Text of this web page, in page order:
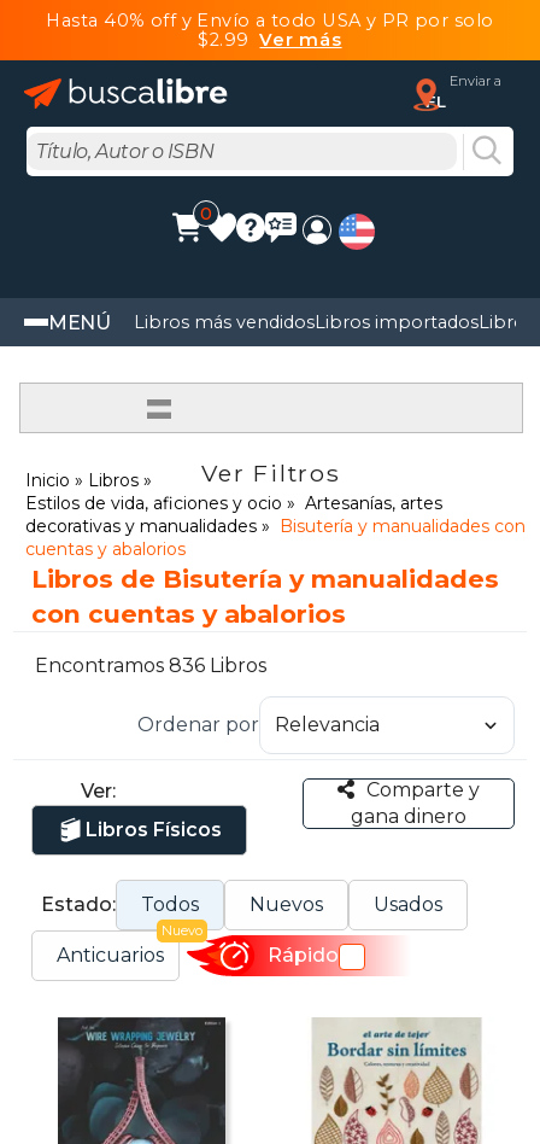
Hasta 40% off y Envío a todo USA y PR por solo
$2.99Ver más
Enviar a
FL
0
MENÚ Libros más vendidosLibros importadosLibros
=
Ver Filtros
Inicio
Libros
Estilos de vida, aficiones y ocio
Artesanías, artes
decorativas y manualidades
Bisutería y manualidades con
cuentas y abalorios
Libros de Bisutería y manualidades
con cuentas y abalorios
Encontramos 836 Libros
Ordenar por
Ver:
Libros Físicos
Comparte y
gana dinero
Estado: Todos Nuevos Usados
Anticuarios
Nuevo
Rápido